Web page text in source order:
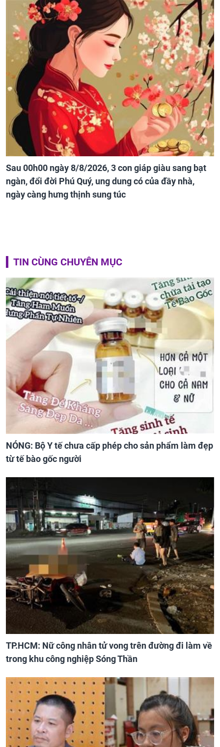
Sau 00h00 ngày 8/8/2026, 3 con giáp giàu sang bạt
ngàn, đổi đời Phú Quý, ung dung có của đầy nhà,
ngày càng hưng thịnh sung túc
TIN CÙNG CHUYÊN MỤC
NÓNG: Bộ Y tế chưa cấp phép cho sản phẩm làm đẹp
từ tế bào gốc người
TP.HCM: Nữ công nhân tử vong trên đường đi làm về
trong khu công nghiệp Sóng Thần